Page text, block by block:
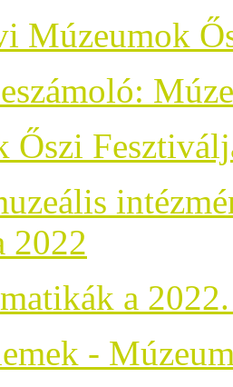
Múzeumok
Őszi
2022
a
-